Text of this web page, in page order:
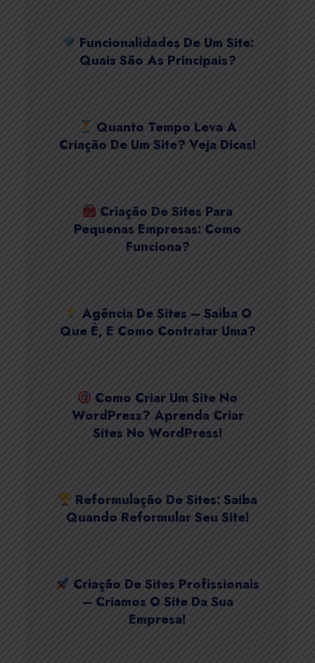
Funcionalidades De Um Site:
Quais São As Principais?
Quanto Tempo Leva A
Criação De Um Site? Veja Dicas!
Criação De Sites Para
Pequenas Empresas: Como
Funciona?
Agência De Sites – Saiba O
Que É, E Como Contratar Uma?
Como Criar Um Site No
WordPress? Aprenda Criar
Sites No WordPress!
Reformulação De Sites: Saiba
Quando Reformular Seu Site!
Criação De Sites Profissionais
– Criamos O Site Da Sua
Empresa!